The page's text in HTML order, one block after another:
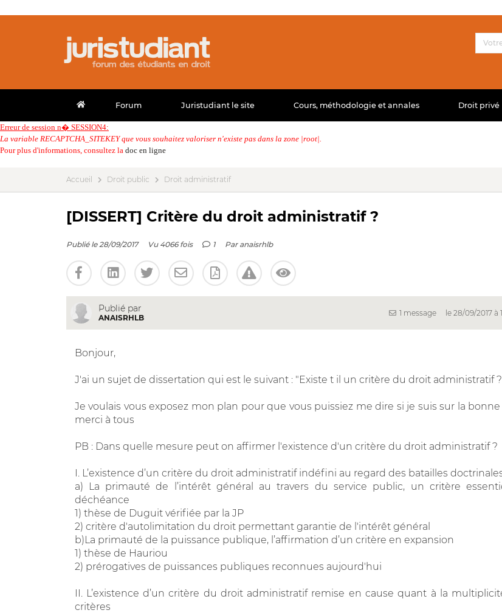
Forum Juristudiant le site Cours, méthodologie et annales Droit privé
Erreur de session n� SESSION4:
La variable RECAPTCHA_SITEKEY que vous souhaitez valoriser n'existe pas dans la zone |root|.
Pour plus d'informations, consultez la doc en ligne
Accueil Droit public Droit administratif
[DISSERT] Critère du droit administratif ?
Publié le 28/09/2017 Vu 4066 fois 1 Par anaisrhlb
Publié par
ANAISRHLB
1 message le 28/09/2017 à
Bonjour,
J'ai un sujet de dissertation qui est le suivant : "Existe t il un critère du droit administratif
Je voulais vous exposez mon plan pour que vous puissiez me dire si je suis sur la bonne
merci à tous
PB : Dans quelle mesure peut on affirmer l'existence d'un critère du droit administratif ?
I. L’existence d’un critère du droit administratif indéfini au regard des batailles
a) La primauté de l’intérêt général au travers du service public, un critère
déchéance
1) thèse de Duguit vérifiée par la JP
2) critère d'autolimitation du droit permettant garantie de l'intérêt général
b)La primauté de la puissance publique, l’affirmation d’un critère en expansion
1) thèse de Hauriou
2) prérogatives de puissances publiques reconnues aujourd'hui
II. L’existence d’un critère du droit administratif remise en cause quant à la
critères